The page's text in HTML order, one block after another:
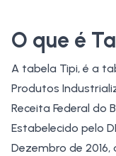
O que é
A tabela Tipi, é a
Produtos
Receita Federal do
Estabelecido pelo
Dezembro de